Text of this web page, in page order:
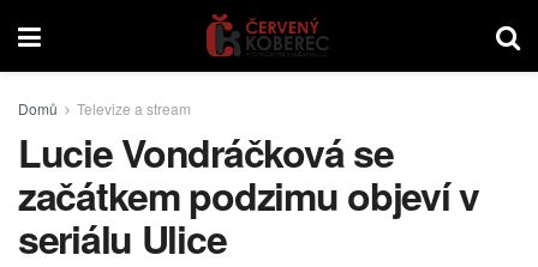
Domů Televize a stream
Lucie Vondráčková se
začátkem podzimu objeví v
seriálu Ulice